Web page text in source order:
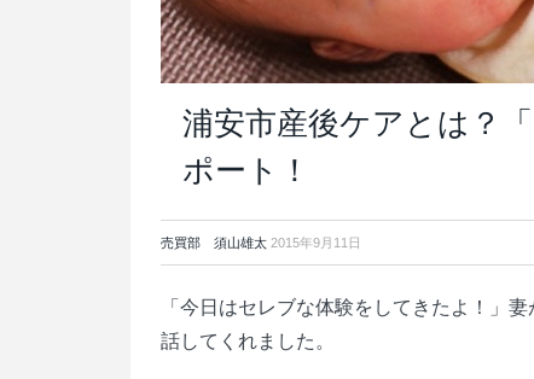
浦安市産後ケアとは？
ポート！
売買部 須山雄太 2015年9月11日
「今日はセレブな体験をしてきたよ！」
話してくれました。